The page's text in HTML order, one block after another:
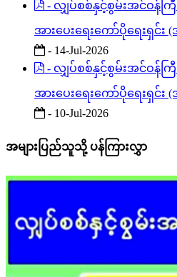
- လျှပ်စစ်နှင့်စွမ်းအင်ဝန်က
အားပေးရေးကော်ပိုရေးရှင်း
- 14-Jul-2026
- လျှပ်စစ်နှင့်စွမ်းအင်ဝန်ကြီ
အားပေးရေးကော်ပိုရေးရှင်း
- 10-Jul-2026
အများပြည်သူသို့ ပန်ကြားလွှာ